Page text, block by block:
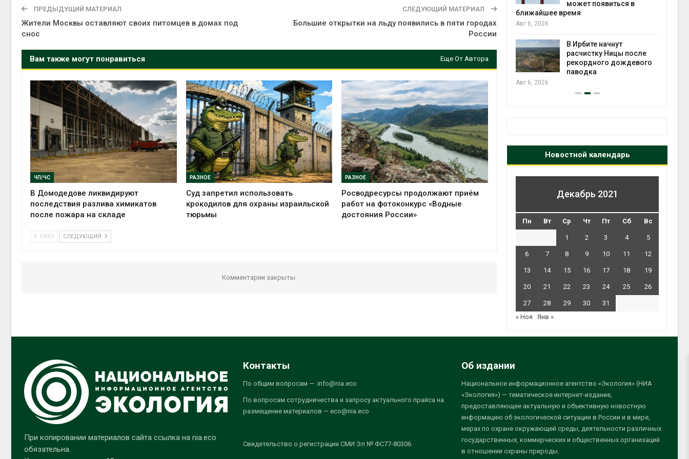
ПРЕДЫДУЩИЙ МАТЕРИАЛ
Жители Москвы оставляют своих питомцев в домах под
снос
СЛЕДУЮЩИЙ МАТЕРИАЛ
Большие открытки на льду появились в пяти городах
России
Вам также могут понравиться Еще От Автора
ЧП/ЧС
В Домодедове ликвидируют
последствия разлива химикатов
после пожара на складе
РАЗНОЕ
Суд запретил использовать
крокодилов для охраны израильской
тюрьмы
РАЗНОЕ
Росводресурсы продолжают приём
работ на фотоконкурс «Водные
достояния России»
PREV СЛЕДУЮЩИЙ
Комментарии закрыты.
Суд запретил
Европа теряет всё
вредителей и рубок
может появиться в
ближайшее время
Авг 6, 2026
В Ирбите начнут
расчистку Ницы после
рекордного дождевого
паводка
Авг 6, 2026
Новостной календарь
Декабрь 2021
Пн Вт Ср Чт Пт Сб Вс
1 2 3 4 5
6 7 8 9 10 11 12
13 14 15 16 17 18 19
20 21 22 23 24 25 26
27 28 29 30
31
« Ноя
Янв »
При копировании материалов сайта ссылка на nia.eco
обязательна.
Контакты
По общим вопросам — info@nia.eco
По вопросам сотрудничества и запросу актуального прайса на
размещение материалов — eco@nia.eco
Свидетельство о регистрации СМИ Эл № ФС77-80306
Об издании
Национальное информационное агентство «Экология» (НИА
«Экология») — тематическое интернет-издание,
предоставляющее актуальную и объективную новостную
информацию об экологической ситуации в России и в мире,
мерах по охране окружающей среды, деятельности различных
государственных, коммерческих и общественных организаций
в отношении охраны природы.